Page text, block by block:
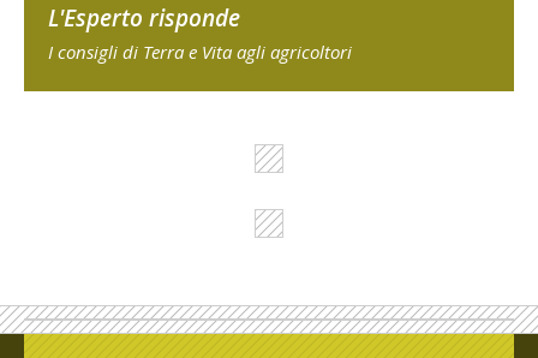
L'Esperto risponde
I consigli di Terra e Vita agli agricoltori